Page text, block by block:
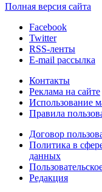
Полная версия сайта
Facebook
Twitter
RSS-ленты
E-mail рассылка
Контакты
Реклама на сайте
Использование
Правила
Договор
Политика в
данных
Редакция